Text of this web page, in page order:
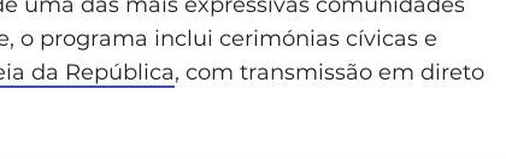
o programa inclui cerimónias cívicas e
da República, com transmissão em direto